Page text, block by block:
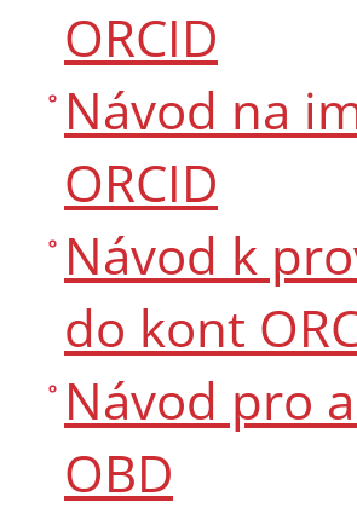
ORCID
Návod na
ORCID
Návod k
do kont
Návod pro
OBD